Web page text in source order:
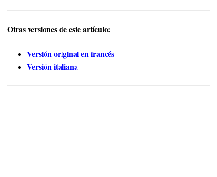
Otras versiones de este artículo:
Versión original en francés
Versión italiana